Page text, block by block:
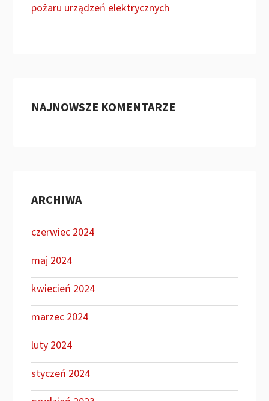
pożaru urządzeń elektrycznych
NAJNOWSZE KOMENTARZE
ARCHIWA
czerwiec 2024
maj 2024
kwiecień 2024
marzec 2024
luty 2024
styczeń 2024